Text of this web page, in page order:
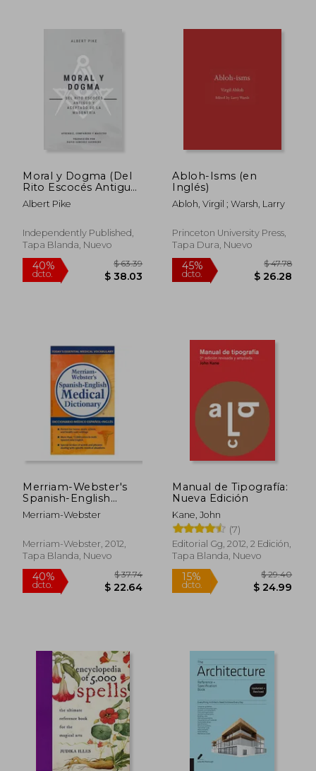
45%
dcto.
45%
dcto.
Moral y Dogma (Del
Rito Escocés Antiguo
y Aceptado de la
Masonería): Grados de
Compañero y
Maestro
Albert Pike
Independently Published,
Tapa Blanda, Nuevo
40% $ 63.39
$ 38.03
Abloh-Isms (en
Inglés)
Abloh, Virgil ; Warsh, Larry
Princeton University Press,
Tapa Dura, Nuevo
45%
dcto.
Merriam-Webster's
Spanish-English
Medical Dictionary
Merriam-Webster
Merriam-Webster, 2012,
Tapa Blanda, Nuevo
Manual de Tipografía:
Nueva Edición
Kane, John
(7)
Editorial Gg, 2012, 2 Edición,
Tapa Blanda, Nuevo